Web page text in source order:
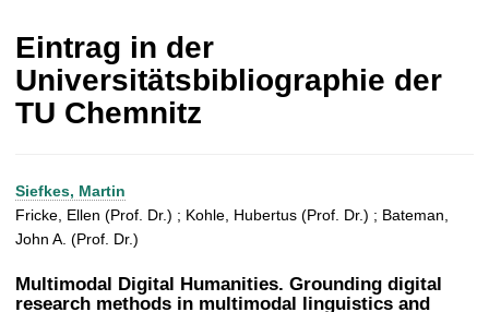
u
f
r
u
Eintrag in der
Universitätsbibliographie der
TU Chemnitz
Siefkes, Martin
Fricke, Ellen (Prof. Dr.) ; Kohle, Hubertus (Prof. Dr.) ; Bateman,
John A. (Prof. Dr.)
Multimodal Digital Humanities. Grounding digital
research methods in multimodal linguistics and